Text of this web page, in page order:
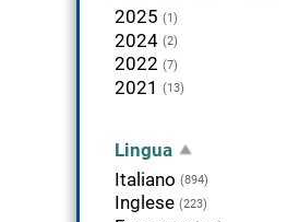
2025 (1)
2024 (2)
2022 (7)
2021 (13)
Lingua
Italiano (894)
Inglese (223)